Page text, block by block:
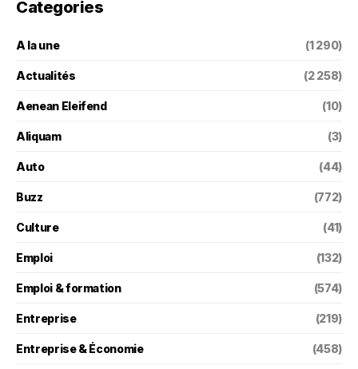
Categories
A la une (1 290)
Actualités (2 258)
Aenean Eleifend (10)
Aliquam (3)
Auto (44)
Buzz (772)
Culture (41)
Emploi (132)
Emploi & formation (574)
Entreprise (219)
Entreprise & Économie (458)